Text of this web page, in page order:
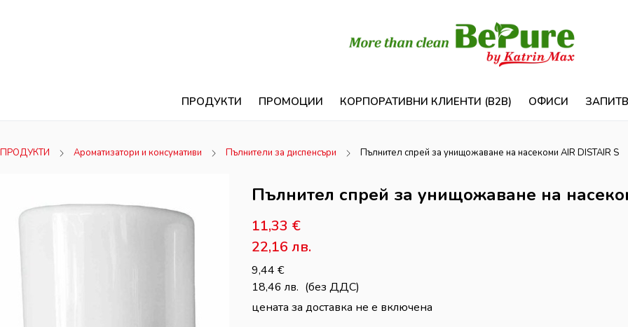
ПРОДУКТИ ПРОМОЦИИ КОРПОРАТИВНИ КЛИЕНТИ (B2B) ОФИСИ
ПРОДУКТИ Ароматизатори и консумативи Пълнители за диспенсъри Пълнител спрей за унищожаване на насекоми AIR DISTAIR S
Пълнител спрей за унищожаване на
11,33 €
22,16 лв.
9,44 €
18,46 лв. (без ДДС)
цената за доставка не е включена